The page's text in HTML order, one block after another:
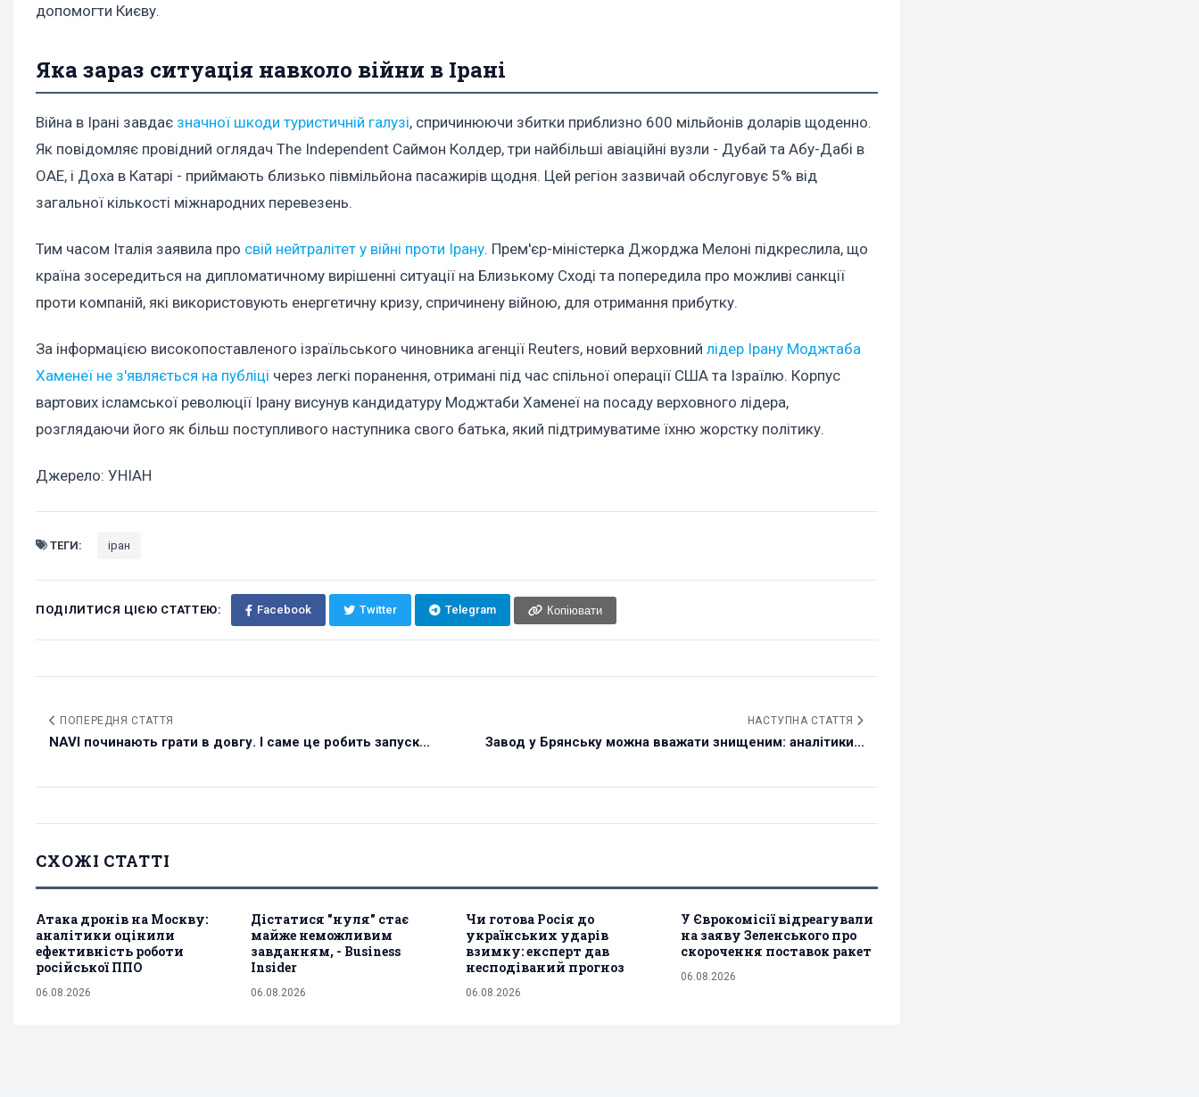
допомогти Києву.
Яка зараз ситуація навколо війни в Ірані
Війна в Ірані завдає значної шкоди туристичній галузі, спричинюючи збитки приблизно 600 мільйонів доларів щоденно.
Як повідомляє провідний оглядач The Independent Саймон Колдер, три найбільші авіаційні вузли - Дубай та Абу-Дабі в
ОАЕ, і Доха в Катарі - приймають близько півмільйона пасажирів щодня. Цей регіон зазвичай обслуговує 5% від
загальної кількості міжнародних перевезень.
Тим часом Італія заявила про свій нейтралітет у війні проти Ірану. Прем'єр-міністерка Джорджа Мелоні підкреслила, що
країна зосередиться на дипломатичному вирішенні ситуації на Близькому Сході та попередила про можливі санкції
проти компаній, які використовують енергетичну кризу, спричинену війною, для отримання прибутку.
За інформацією високопоставленого ізраїльського чиновника агенції Reuters, новий верховний лідер Ірану Моджтаба
Хаменеї не з'являється на публіці через легкі поранення, отримані під час спільної операції США та Ізраїлю. Корпус
вартових ісламської революції Ірану висунув кандидатуру Моджтаби Хаменеї на посаду верховного лідера,
розглядаючи його як більш поступливого наступника свого батька, який підтримуватиме їхню жорстку політику.
Джерело: УНІАН
ТЕГИ: іран
ПОДІЛИТИСЯ ЦІЄЮ СТАТТЕЮ: Facebook Twitter Telegram Копіювати
ПОПЕРЕДНЯ СТАТТЯ
NAVI починають грати в довгу. І саме це робить запуск...
НАСТУПНА СТАТТЯ
Завод у Брянську можна вважати знищеним: аналітики...
СХОЖІ СТАТТІ
Атака дронів на Москву:
аналітики оцінили
ефективність роботи
російської ППО
06.08.2026
Дістатися "нуля" стає
майже неможливим
завданням, - Business
Insider
06.08.2026
Чи готова Росія до
українських ударів
взимку: експерт дав
несподіваний прогноз
06.08.2026
У Єврокомісії відреагували
на заяву Зеленського про
скорочення поставок ракет
06.08.2026